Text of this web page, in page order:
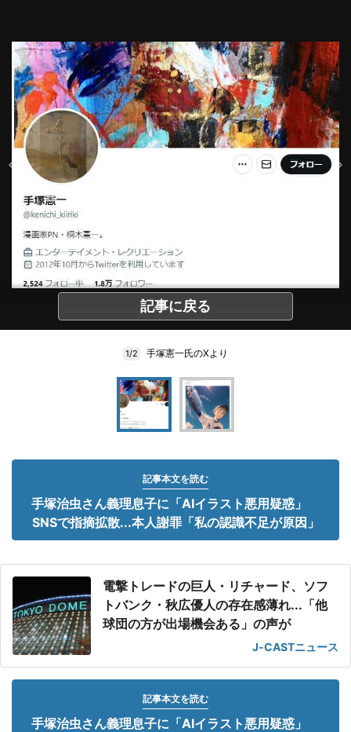
記事に戻る
1/2 手塚憲一氏のXより
記事本文を読む
手塚治虫さん義理息子に「AIイラスト悪用疑惑」
SNSで指摘拡散...本人謝罪「私の認識不足が原因」
電撃トレードの巨人・リチャード、ソフ
トバンク・秋広優人の存在感薄れ...「他
球団の方が出場機会ある」の声が
J-CASTニュース
記事本文を読む
手塚治虫さん義理息子に「AIイラスト悪用疑惑」